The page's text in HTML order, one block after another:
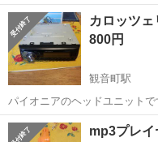
レーターや検査作業！未経験
赴任旅費会社負担★嬉しい無
通勤OK！無料駐車場完備！《
長野 茅野市
カロッツ
800円
観音町駅
パイオニアのヘッドユニット
です。
福井 吉田郡 観音町駅
mp3プレイ